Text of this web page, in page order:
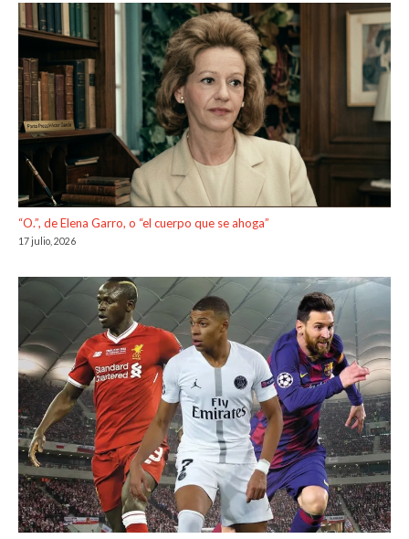
“O.”, de Elena Garro, o “el cuerpo que se ahoga”
17 julio, 2026